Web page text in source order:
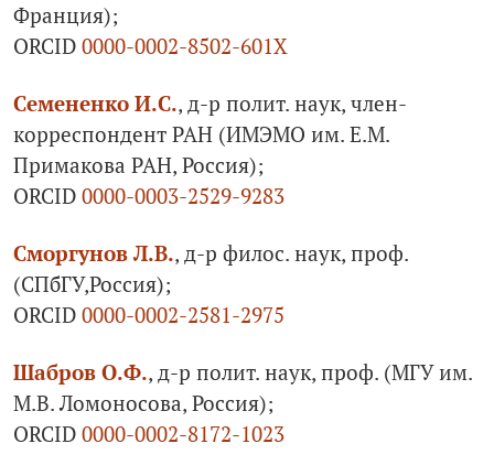
Франция);
ORCID 0000-0002-8502-601X
Семененко И.С., д-р полит. наук, член-
корреспондент РАН (ИМЭМО им. Е.М.
Примакова РАН, Россия);
ORCID 0000-0003-2529-9283
Сморгунов Л.В., д-р филос. наук, проф.
(СПбГУ,Россия);
ORCID 0000-0002-2581-2975
Шабров О.Ф., д-р полит. наук, проф. (МГУ им.
М.В. Ломоносова, Россия);
ORCID 0000-0002-8172-1023